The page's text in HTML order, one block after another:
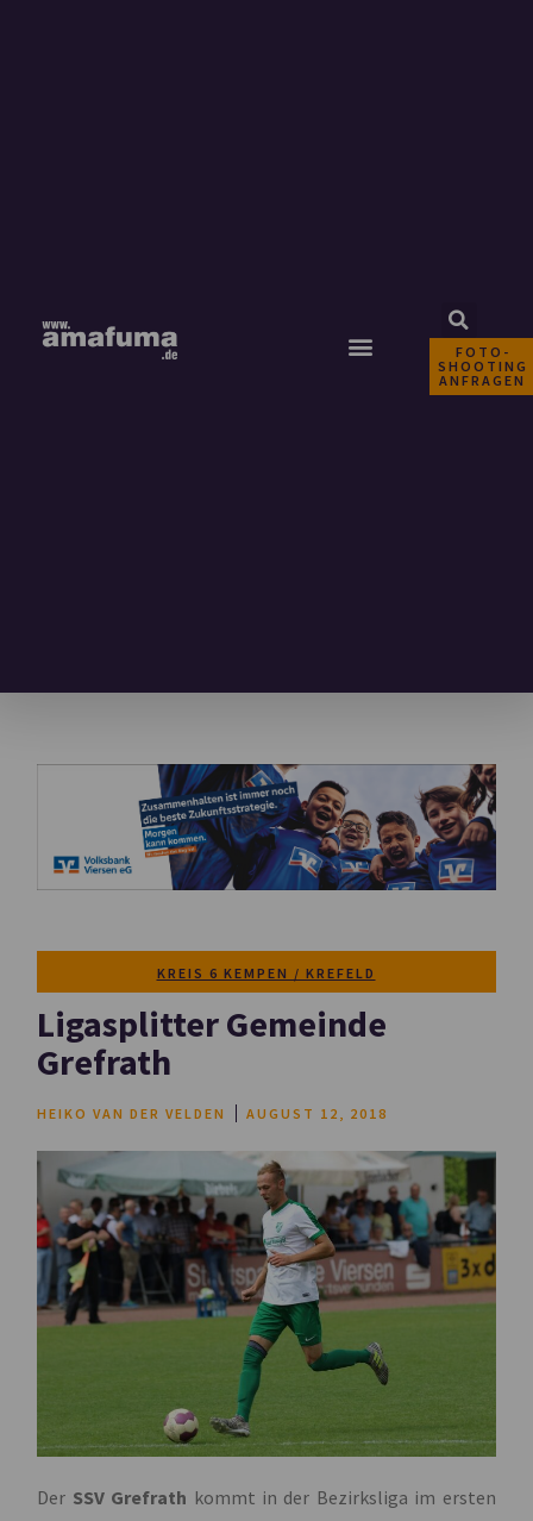
FOTO-
SHOOTING
ANFRAGEN
KREIS 6 KEMPEN / KREFELD
Ligasplitter Gemeinde
Grefrath
HEIKO VAN DER VELDEN AUGUST 12, 2018
Der SSV Grefrath kommt in der Bezirksliga im ersten